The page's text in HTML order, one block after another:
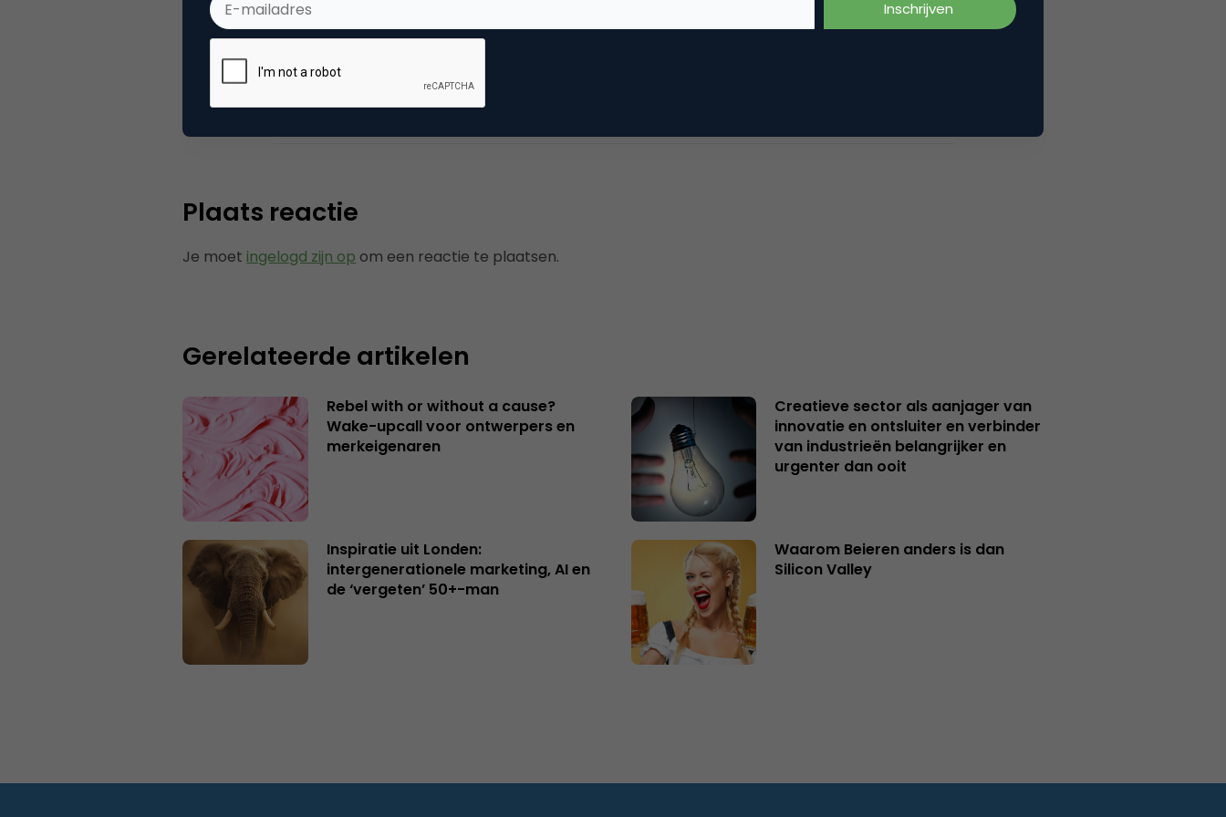
Categorie
Plaats reactie
Je moet ingelogd zijn op om een reactie te plaatsen.
Gerelateerde artikelen
Rebel with or without a cause?
Wake-upcall voor ontwerpers en
merkeigenaren
Creatieve sector als aanjager van
innovatie en ontsluiter en verbinder
van industrieën belangrijker en
urgenter dan ooit
Inspiratie uit Londen:
intergenerationele marketing, AI en
de ‘vergeten’ 50+-man
Waarom Beieren anders is dan
Silicon Valley